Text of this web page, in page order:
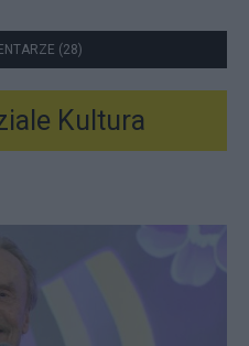
(28)
Kultura